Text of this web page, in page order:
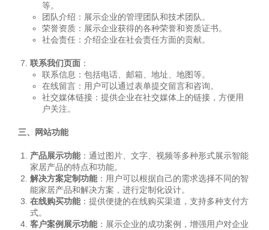
等。
团队介绍：展示企业的管理团队和技术团队。
荣誉资质：展示企业获得的各种荣誉和资质证书。
社会责任：介绍企业在社会责任方面的贡献。
联系我们页面 ：
联系信息：包括电话、邮箱、地址、地图等。
在线留言：用户可以通过表单提交留言和咨询。
社交媒体链接：提供企业在社交媒体上的链接，方便用
户关注。
三、网站功能
产品展示功能：通过图片、文字、视频等多种形式展示智能
家居产品的特点和功能。
解决方案定制功能：用户可以根据自己的需求选择不同的智
能家居产品和解决方案，进行定制化设计。
在线购买功能：提供便捷的在线购买渠道，支持多种支付方
式。
客户案例展示功能：展示企业的成功案例，增强用户对企业